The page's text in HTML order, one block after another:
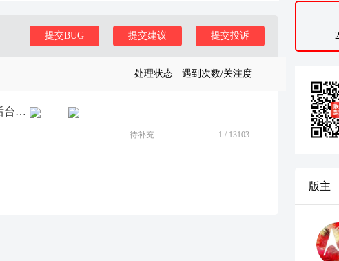
提交投诉
提交建议
提交BUG
处理状态 遇到次数/关注度
[BUG]应用多开的微信老不能单独设置阻止后台运行
待补充 1 / 13103
版主